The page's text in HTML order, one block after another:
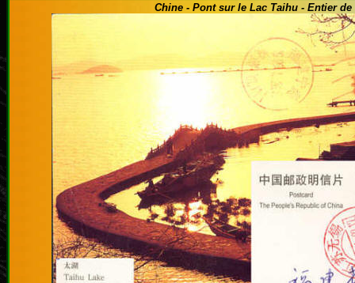
Chine - Pont sur le Lac Taihu - Entier de